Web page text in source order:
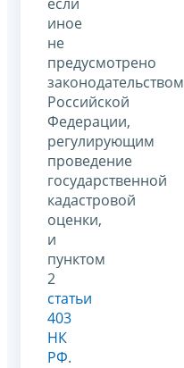
иное
не
предусмотрено
законодательством
Российской
Федерации,
регулирующим
проведение
государственной
кадастровой
оценки,
и
пунктом
2
статьи
403
НК
РФ.